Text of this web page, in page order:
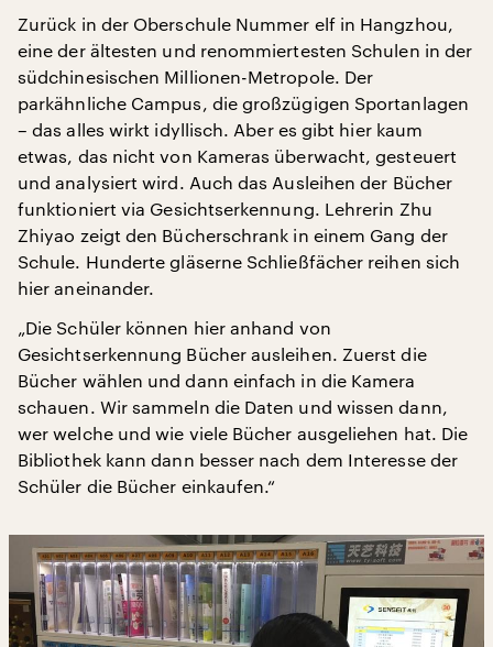
Zurück in der Oberschule Nummer elf in Hangzhou,
eine der ältesten und renommiertesten Schulen in der
südchinesischen Millionen-Metropole. Der
parkähnliche Campus, die großzügigen Sportanlagen
– das alles wirkt idyllisch. Aber es gibt hier kaum
etwas, das nicht von Kameras überwacht, gesteuert
und analysiert wird. Auch das Ausleihen der Bücher
funktioniert via Gesichtserkennung. Lehrerin Zhu
Zhiyao zeigt den Bücherschrank in einem Gang der
Schule. Hunderte gläserne Schließfächer reihen sich
hier aneinander.
„Die Schüler können hier anhand von
Gesichtserkennung Bücher ausleihen. Zuerst die
Bücher wählen und dann einfach in die Kamera
schauen. Wir sammeln die Daten und wissen dann,
wer welche und wie viele Bücher ausgeliehen hat. Die
Bibliothek kann dann besser nach dem Interesse der
Schüler die Bücher einkaufen.“